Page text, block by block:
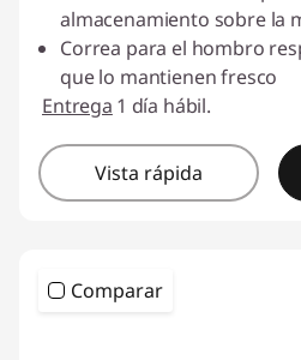
almacenamiento sobre la
Correa para el hombro
que lo mantienen fresco
Entrega 1 día hábil.
Vista rápida
Comparar